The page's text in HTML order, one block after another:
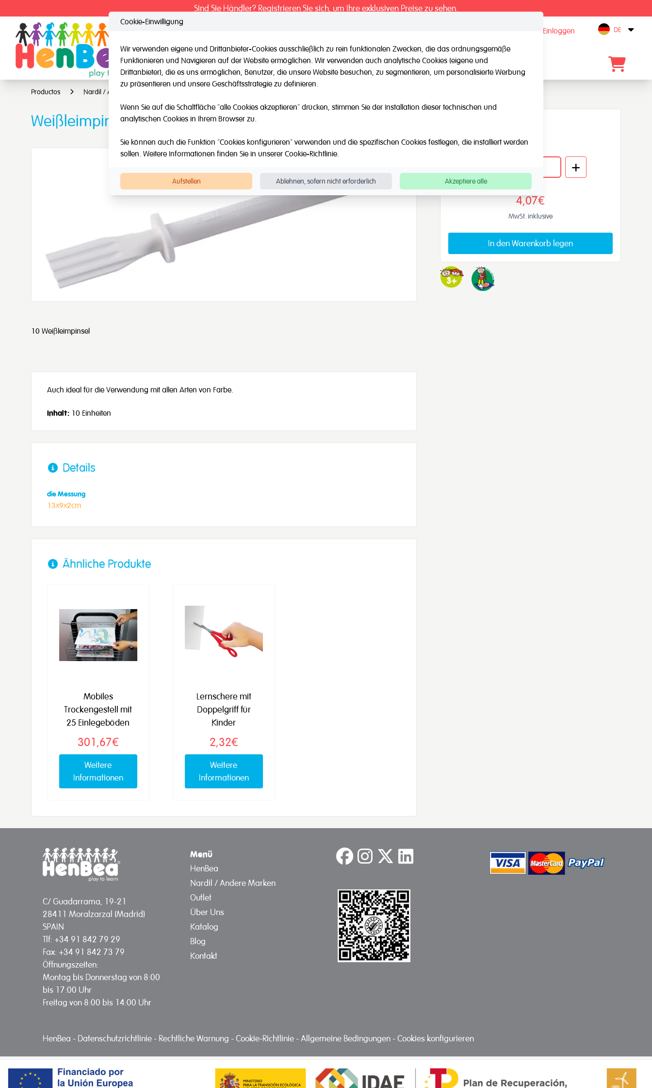
Sind Sie Händler? Registrieren Sie sich, um Ihre exklusiven Preise zu sehen.
registrieren / Einloggen Open
DE
HenBea Nardil / Andere Marken Outlet Über Uns Katalog Blog Kontakt
Productos Nardil / Andere Marken
Weißleimpinsel
10 Weißleimpinsel
Menge
4,07€
MwSt. inklusive
In den Warenkorb legen
Auch ideal für die Verwendung mit allen Arten von Farbe.
Inhalt: 10 Einheiten
Details
die Messung
13x9x2cm
Ähnliche Produkte
Mobiles
Trockengestell mit
25 Einlegeböden
301,67€
Weitere
Informationen
Lernschere mit
Doppelgriff für
Kinder
2,32€
Weitere
Informationen
C/ Guadarrama, 19-21
28411 Moralzarzal (Madrid)
SPAIN
Tlf: +34 91 842 79 29
Fax: +34 91 842 73 79
Öffnungszeiten:
Montag bis Donnerstag von 8:00
bis 17:00 Uhr
Freitag von 8:00 bis 14:00 Uhr
Menü
HenBea
Nardil / Andere Marken
Outlet
Über Uns
Katalog
Blog
Kontakt
HenBea - Datenschutzrichtlinie - Rechtliche Warnung -Cookie-Richtlinie -Allgemeine Bedingungen -Cookies konfigurieren
Cookie-Einwilligung
Wir verwenden eigene und Drittanbieter-Cookies ausschließlich zu rein funktionalen Zwecken, die das ordnungsgemäße
Funktionieren und Navigieren auf der Website ermöglichen. Wir verwenden auch analytische Cookies (eigene und
Drittanbieter), die es uns ermöglichen, Benutzer, die unsere Website besuchen, zu segmentieren, um personalisierte Werbung
zu präsentieren und unsere Geschäftsstrategie zu definieren.
Wenn Sie auf die Schaltfläche "alle Cookies akzeptieren" drücken, stimmen Sie der Installation dieser technischen und
analytischen Cookies in Ihrem Browser zu.
Sie können auch die Funktion "Cookies konfigurieren" verwenden und die spezifischen Cookies festlegen, die installiert werden
sollen. Weitere Informationen finden Sie in unserer Cookie-Richtlinie.
Aufstellen Ablehnen, sofern nicht erforderlich Akzeptiere alle